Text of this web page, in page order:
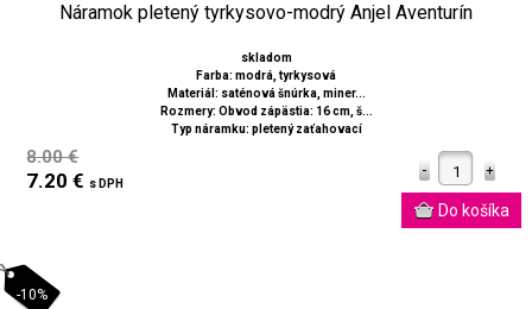
Náramok pletený tyrkysovo-modrý Anjel Aventurín
skladom
Farba: modrá, tyrkysová
Materiál: saténová šnúrka, miner...
Rozmery: Obvod zápästia: 16 cm, š...
Typ náramku: pletený zaťahovací
8.00 €
7.20 € s DPH
-10%